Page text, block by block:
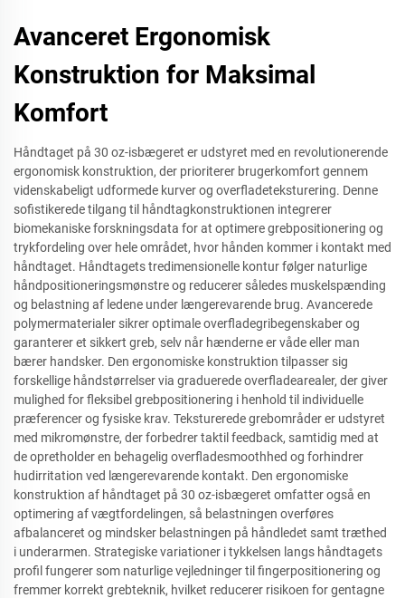
Avanceret Ergonomisk
Konstruktion for Maksimal
Komfort
Håndtaget på 30 oz-isbægeret er udstyret med en revolutionerende
ergonomisk konstruktion, der prioriterer brugerkomfort gennem
videnskabeligt udformede kurver og overfladeteksturering. Denne
sofistikerede tilgang til håndtagkonstruktionen integrerer
biomekaniske forskningsdata for at optimere grebpositionering og
trykfordeling over hele området, hvor hånden kommer i kontakt med
håndtaget. Håndtagets tredimensionelle kontur følger naturlige
håndpositioneringsmønstre og reducerer således muskelspænding
og belastning af ledene under længerevarende brug. Avancerede
polymermaterialer sikrer optimale overfladegribegenskaber og
garanterer et sikkert greb, selv når hænderne er våde eller man
bærer handsker. Den ergonomiske konstruktion tilpasser sig
forskellige håndstørrelser via graduerede overfladearealer, der giver
mulighed for fleksibel grebpositionering i henhold til individuelle
præferencer og fysiske krav. Teksturerede grebområder er udstyret
med mikromønstre, der forbedrer taktil feedback, samtidig med at
de opretholder en behagelig overfladesmoothhed og forhindrer
hudirritation ved længerevarende kontakt. Den ergonomiske
konstruktion af håndtaget på 30 oz-isbægeret omfatter også en
optimering af vægtfordelingen, så belastningen overføres
afbalanceret og mindsker belastningen på håndledet samt træthed
i underarmen. Strategiske variationer i tykkelsen langs håndtagets
profil fungerer som naturlige vejledninger til fingerpositionering og
fremmer korrekt grebteknik, hvilket reducerer risikoen for gentagne